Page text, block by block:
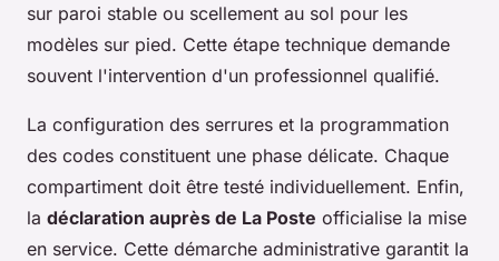
sur paroi stable ou scellement au sol pour les
modèles sur pied. Cette étape technique demande
souvent l'intervention d'un professionnel qualifié.
La configuration des serrures et la programmation
des codes constituent une phase délicate. Chaque
compartiment doit être testé individuellement. Enfin,
la déclaration auprès de La Poste officialise la mise
en service. Cette démarche administrative garantit la